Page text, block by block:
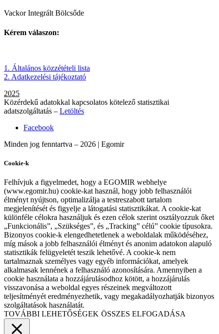
Vackor Integrált Bölcsőde
Kérem válaszon:
1. Általános közzétételi lista
2. Adatkezelési tájékoztató
2025
Közérdekű adatokkal kapcsolatos kötelező statisztikai
adatszolgáltatás – Letöltés
Facebook
Minden jog fenntartva – 2026 | Egomir
Cookie-k
Felhívjuk a figyelmedet, hogy a EGOMIR webhelye
(www.egomir.hu) cookie-kat használ, hogy jobb felhasználói
élményt nyújtson, optimalizálja a testreszabott tartalom
megjelenítését és figyelje a látogatási statisztikákat. A cookie-kat
különféle célokra használjuk és ezen célok szerint osztályozzuk őket
„Funkcionális”, „Szükséges”, és „Tracking” célú” cookie típusokra.
Bizonyos cookie-k elengedhetetlenek a weboldalak működéséhez,
míg mások a jobb felhasználói élményt és anonim adatokon alapuló
statisztikák felügyeletét teszik lehetővé. A cookie-k nem
tartalmaznak személyes vagy egyéb információkat, amelyek
alkalmasak lennének a felhasználó azonosítására. Amennyiben a
cookie használata a hozzájárulásodhoz kötött, a hozzájárulás
visszavonása a weboldal egyes részeinek megváltozott
teljesítményét eredményezhetik, vagy megakadályozhatják bizonyos
szolgáltatások használatát.
TOVÁBBI LEHETŐSÉGEK ÖSSZES ELFOGADÁSA